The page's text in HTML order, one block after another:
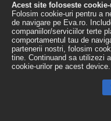
Acest site foloseste
Folosim cookie-uri pentru a
de navigare pe Eva.ro.
companiilor/serviciilor terte
comportamentul tau de
partenerii nostri, folosim
tine. Continuand sa utilizezi
cookie-urilor pe acest device.